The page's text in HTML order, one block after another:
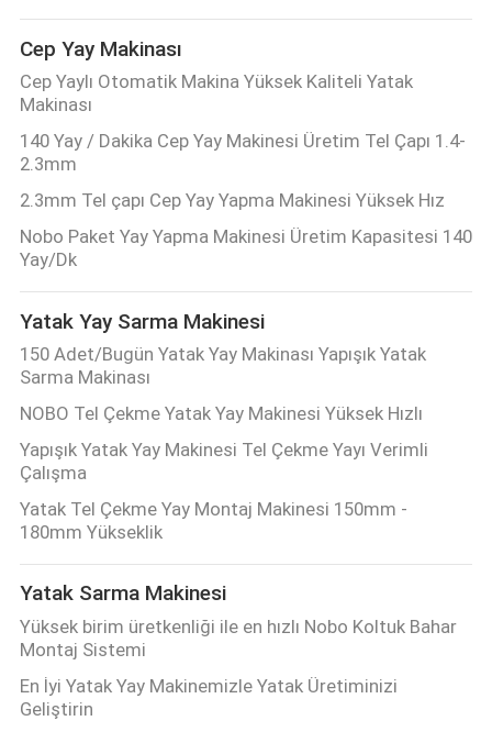
Cep Yay Makinası
Cep Yaylı Otomatik Makina Yüksek Kaliteli Yatak
Makinası
140 Yay / Dakika Cep Yay Makinesi Üretim Tel Çapı 1.4-
2.3mm
2.3mm Tel çapı Cep Yay Yapma Makinesi Yüksek Hız
Nobo Paket Yay Yapma Makinesi Üretim Kapasitesi 140
Yay/Dk
Yatak Yay Sarma Makinesi
150 Adet/Bugün Yatak Yay Makinası Yapışık Yatak
Sarma Makinası
NOBO Tel Çekme Yatak Yay Makinesi Yüksek Hızlı
Yapışık Yatak Yay Makinesi Tel Çekme Yayı Verimli
Çalışma
Yatak Tel Çekme Yay Montaj Makinesi 150mm -
180mm Yükseklik
Yatak Sarma Makinesi
Yüksek birim üretkenliği ile en hızlı Nobo Koltuk Bahar
Montaj Sistemi
En İyi Yatak Yay Makinemizle Yatak Üretiminizi
Geliştirin